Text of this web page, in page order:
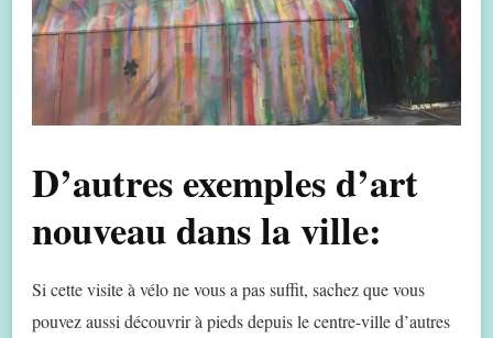
D’autres exemples d’art
nouveau dans la ville:
Si cette visite à vélo ne vous a pas suffit, sachez que vous
pouvez aussi découvrir à pieds depuis le centre-ville d’autres